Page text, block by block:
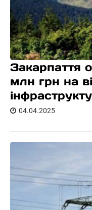
Закарпаття
млн грн на
04.04.2025